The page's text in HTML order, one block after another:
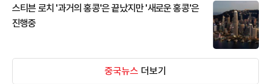
스티븐 로치 '과거의 홍콩'은 끝났지만 '새로운 홍콩'은
진행중
중국뉴스 더보기